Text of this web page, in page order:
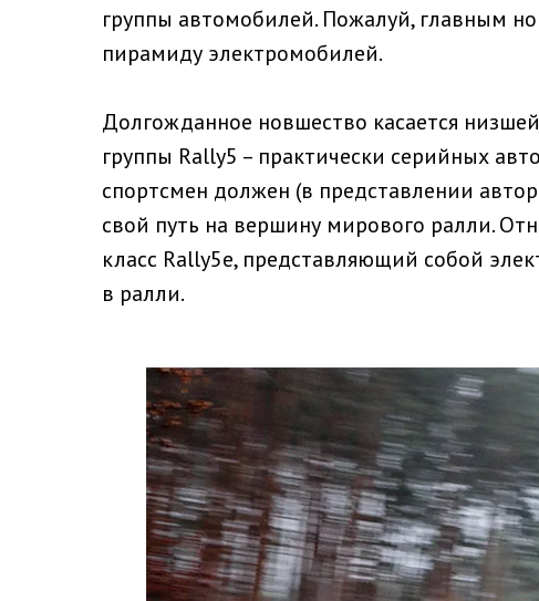
группы автомобилей. Пожалуй, главным
пирамиду электромобилей.
Долгожданное новшество касается
группы Rally5 – практически серийных
спортсмен должен (в представлении
свой путь на вершину мирового ралли.
класс Rally5e, представляющий собой
в ралли.